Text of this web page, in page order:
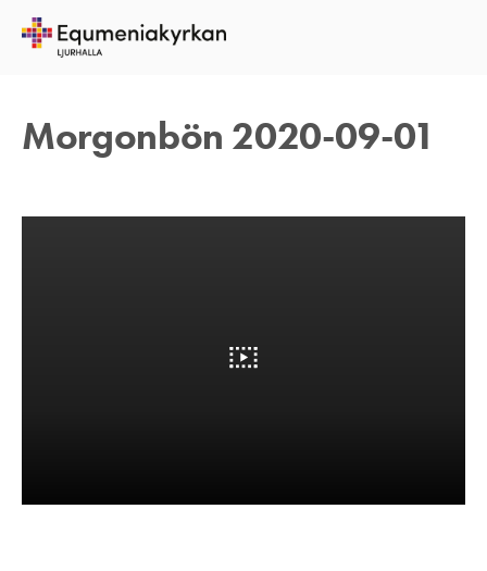
Morgonbön 2020-09-01
1 SEPTEMBER 2020